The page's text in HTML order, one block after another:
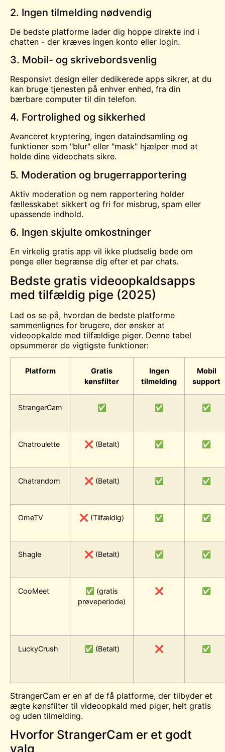
2. Ingen tilmelding nødvendig
De bedste platforme lader dig hoppe direkte ind i
chatten - der kræves ingen konto eller login.
3. Mobil- og skrivebordsvenlig
Responsivt design eller dedikerede apps sikrer, at du
kan bruge tjenesten på enhver enhed, fra din
bærbare computer til din telefon.
4. Fortrolighed og sikkerhed
Avanceret kryptering, ingen dataindsamling og
funktioner som "blur" eller "mask" hjælper med at
holde dine videochats sikre.
5. Moderation og brugerrapportering
Aktiv moderation og nem rapportering holder
fællesskabet sikkert og fri for misbrug, spam eller
upassende indhold.
6. Ingen skjulte omkostninger
En virkelig gratis app vil ikke pludselig bede om
penge eller begrænse dig efter et par chats.
Bedste gratis videoopkaldsapps
med tilfældig pige (2025)
Lad os se på, hvordan de bedste platforme
sammenlignes for brugere, der ønsker at
videoopkalde med tilfældige piger. Denne tabel
opsummerer de vigtigste funktioner:
Platform
Gratis
kønsfilter
Ingen
tilmelding
Mobil
support
StrangerCam ✅ ✅ ✅
Chatroulette ❌ (Betalt) ✅ ✅
Chatrandom ❌ (Betalt) ✅ ✅
OmeTV ❌ (Tilfældig) ✅ ✅
Shagle ❌ (Betalt) ✅ ✅
CooMeet
✅ (gratis
prøveperiode)
❌ ✅
LuckyCrush ✅ (Betalt) ❌ ✅
StrangerCam er en af de få platforme, der tilbyder et
ægte kønsfilter til videoopkald med piger, helt gratis
og uden tilmelding.
Hvorfor StrangerCam er et godt
valg